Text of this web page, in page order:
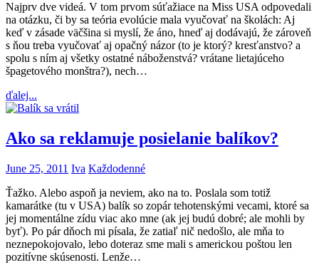
Najprv dve videá. V tom prvom súťažiace na Miss USA odpovedali
na otázku, či by sa teória evolúcie mala vyučovať na školách: Aj
keď v zásade väčšina si myslí, že áno, hneď aj dodávajú, že zároveň
s ňou treba vyučovať aj opačný názor (to je ktorý? kresťanstvo? a
spolu s ním aj všetky ostatné náboženstvá? vrátane lietajúceho
špagetového monštra?), nech…
ďalej...
Ako sa reklamuje posielanie balíkov?
June 25, 2011 Iva Každodenné
Ťažko. Alebo aspoň ja neviem, ako na to. Poslala som totiž
kamarátke (tu v USA) balík so zopár tehotenskými vecami, ktoré sa
jej momentálne zídu viac ako mne (ak jej budú dobré; ale mohli by
byť). Po pár dňoch mi písala, že zatiaľ nič nedošlo, ale mňa to
neznepokojovalo, lebo doteraz sme mali s americkou poštou len
pozitívne skúsenosti. Lenže…